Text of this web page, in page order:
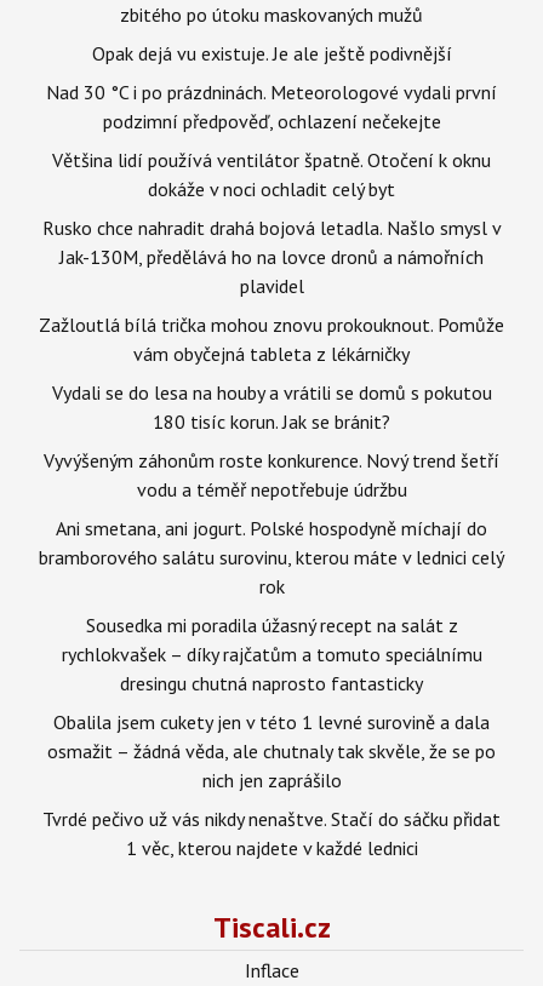
zbitého po útoku maskovaných mužů
Opak dejá vu existuje. Je ale ještě podivnější
Nad 30 °C i po prázdninách. Meteorologové vydali první
podzimní předpověď, ochlazení nečekejte
Většina lidí používá ventilátor špatně. Otočení k oknu
dokáže v noci ochladit celý byt
Rusko chce nahradit drahá bojová letadla. Našlo smysl v
Jak-130M, předělává ho na lovce dronů a námořních
plavidel
Zažloutlá bílá trička mohou znovu prokouknout. Pomůže
vám obyčejná tableta z lékárničky
Vydali se do lesa na houby a vrátili se domů s pokutou
180 tisíc korun. Jak se bránit?
Vyvýšeným záhonům roste konkurence. Nový trend šetří
vodu a téměř nepotřebuje údržbu
Ani smetana, ani jogurt. Polské hospodyně míchají do
bramborového salátu surovinu, kterou máte v lednici celý
rok
Sousedka mi poradila úžasný recept na salát z
rychlokvašek – díky rajčatům a tomuto speciálnímu
dresingu chutná naprosto fantasticky
Obalila jsem cukety jen v této 1 levné surovině a dala
osmažit – žádná věda, ale chutnaly tak skvěle, že se po
nich jen zaprášilo
Tvrdé pečivo už vás nikdy nenaštve. Stačí do sáčku přidat
1 věc, kterou najdete v každé lednici
Tiscali.cz
Inflace